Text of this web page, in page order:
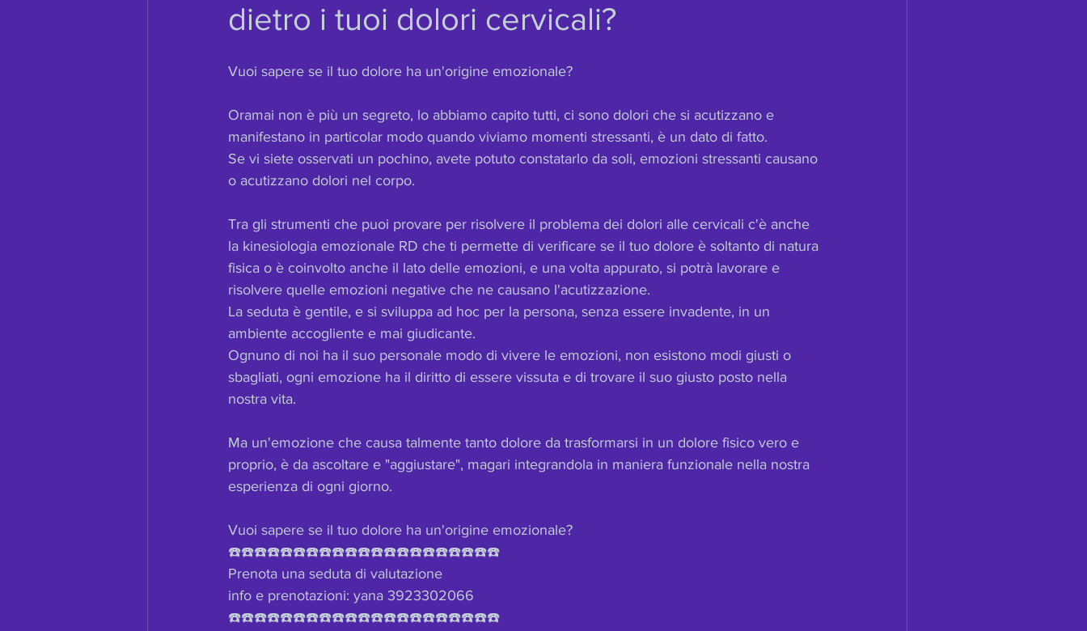
dietro i tuoi dolori cervicali?
Vuoi sapere se il tuo dolore ha un'origine emozionale?
Oramai non è più un segreto, lo abbiamo capito tutti, ci sono dolori che si acutizzano e
manifestano in particolar modo quando viviamo momenti stressanti, è un dato di fatto.
Se vi siete osservati un pochino, avete potuto constatarlo da soli, emozioni stressanti causano
o acutizzano dolori nel corpo.
Tra gli strumenti che puoi provare per risolvere il problema dei dolori alle cervicali c'è anche
la kinesiologia emozionale RD che ti permette di verificare se il tuo dolore è soltanto di natura
fisica o è coinvolto anche il lato delle emozioni, e una volta appurato, si potrà lavorare e
risolvere quelle emozioni negative che ne causano l'acutizzazione.
La seduta è gentile, e si sviluppa ad hoc per la persona, senza essere invadente, in un
ambiente accogliente e mai giudicante.
Ognuno di noi ha il suo personale modo di vivere le emozioni, non esistono modi giusti o
sbagliati, ogni emozione ha il diritto di essere vissuta e di trovare il suo giusto posto nella
nostra vita.
Ma un'emozione che causa talmente tanto dolore da trasformarsi in un dolore fisico vero e
proprio, è da ascoltare e "aggiustare", magari integrandola in maniera funzionale nella nostra
esperienza di ogni giorno.
Vuoi sapere se il tuo dolore ha un'origine emozionale?
☎️☎️☎️☎️☎️☎️☎️☎️☎️☎️☎️☎️☎️☎️☎️☎️☎️☎️☎️☎️☎️
Prenota una seduta di valutazione
info e prenotazioni: yana 3923302066
☎️☎️☎️☎️☎️☎️☎️☎️☎️☎️☎️☎️☎️☎️☎️☎️☎️☎️☎️☎️☎️